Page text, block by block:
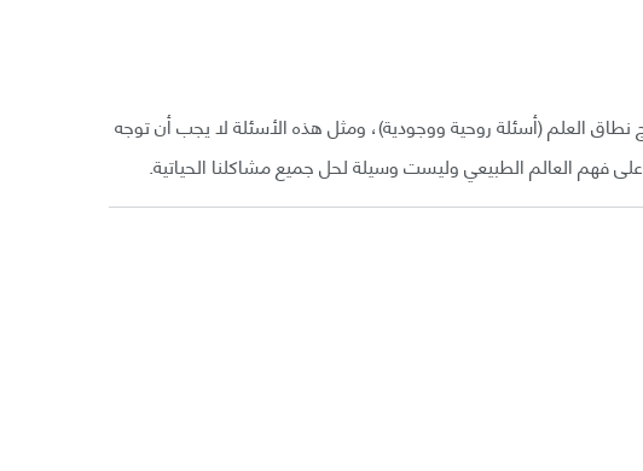
العلم (أسئلة روحية ووجودية)، ومثل هذه الأسئلة لا يجب أن توجه
فهم العالم الطبيعي وليست وسيلة لحل جميع مشاكلنا الحياتية.